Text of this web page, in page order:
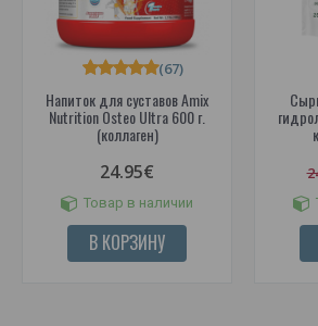
Напиток для суставов Amix
Nutrition Osteo Ultra 600 г.
(коллаген)
(67)
24.95€
Товар в наличии
В КОРЗИНУ